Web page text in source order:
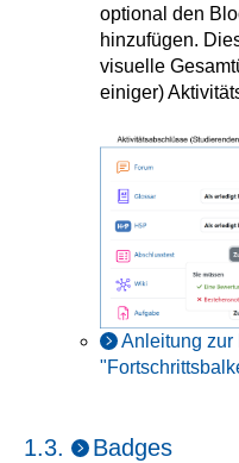
optional den
hinzufügen.
visuelle
einiger)
Anleitung zur
1.3. Badges